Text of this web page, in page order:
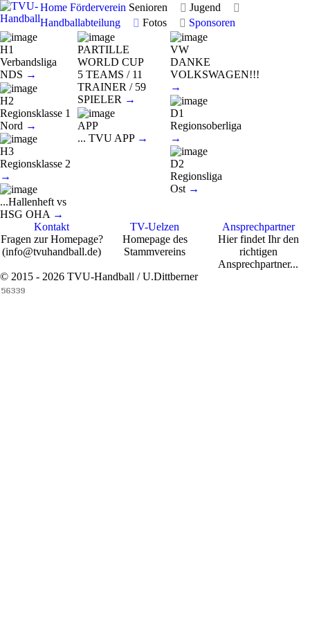
Home Förderverein Senioren
Jugend
Handballabteilung
Fotos Sponsoren
H1
Verbandsliga
NDS →
H2
Regionsklasse 1
Nord →
H3
Regionsklasse 2
→
...Hallenheft vs
HSG OHA →
PARTILLE
WORLD CUP
5 TEAMS / 11
TRAINER / 59
SPIELER →
APP
... TVU APP →
VW
DANKE
VOLKSWAGEN!!!
→
D1
Regionsoberliga
→
D2
Regionsliga
Ost →
Kontakt
Fragen zur Homepage?
(info@tvuhandball.de)
TV-Uelzen
Homepage des
Stammvereins
Ansprechpartner
Hier findet Ihr den
richtigen
Ansprechpartner...
© 2015 - 2026 TVU-Handball / U.Dittberner